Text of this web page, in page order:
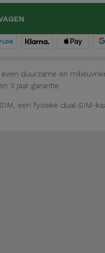
duurzame en
3 jaar garantie.
een fysieke dual-SIM-